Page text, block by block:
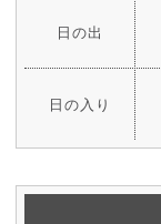
日の出
日の入り